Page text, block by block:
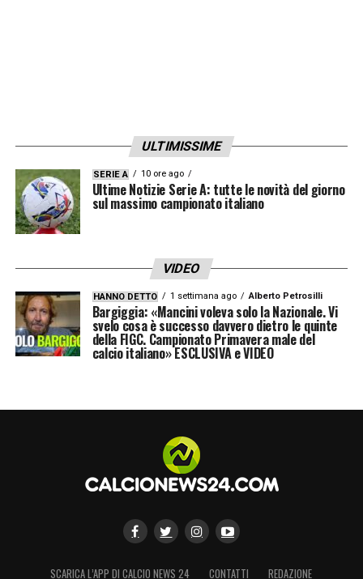
ULTIMISSIME
SERIE A 10 ore ago
Ultime Notizie Serie A: tutte le novità del giorno
sul massimo campionato italiano
VIDEO
HANNO DETTO 1 settimana ago Alberto Petrosilli
Bargiggia: «Mancini voleva solo la Nazionale. Vi
svelo cosa è successo davvero dietro le quinte
della FIGC. Campionato Primavera male del
calcio italiano» ESCLUSIVA e VIDEO
SCARICA L’APP DI CALCIO NEWS 24 CONTATTI REDAZIONE